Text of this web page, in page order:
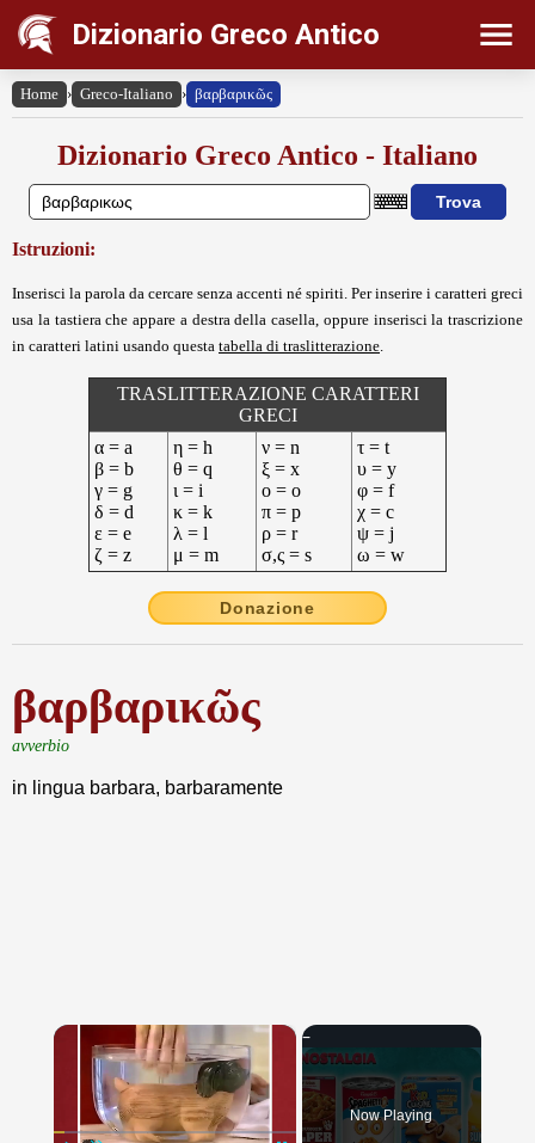
Dizionario Greco Antico
Home › Greco-Italiano › βαρβαρικῶς
Dizionario Greco Antico - Italiano
Istruzioni:
Inserisci la parola da cercare senza accenti né spiriti. Per inserire i caratteri greci
usa la tastiera che appare a destra della casella, oppure inserisci la trascrizione
in caratteri latini usando questa tabella di traslitterazione
TRASLITTERAZIONE CARATTERI
GRECI
α = a
β = b
γ = g
δ = d
ε = e
ζ = z
η = h
θ = q
ι = i
κ = k
λ = l
μ = m
ν = n
ξ = x
ο = o
π = p
ρ = r
σ,ς = s
τ = t
υ = y
φ = f
χ = c
ψ = j
ω = w
Donazione
βαρβαρικῶς
avverbio
in lingua barbara, barbaramente
×
Now Playing